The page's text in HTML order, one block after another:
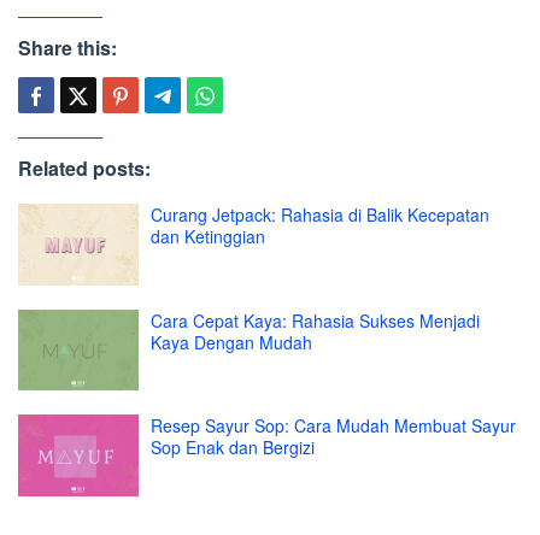
Share this:
Related posts:
Curang Jetpack: Rahasia di Balik Kecepatan
dan Ketinggian
Cara Cepat Kaya: Rahasia Sukses Menjadi
Kaya Dengan Mudah
Resep Sayur Sop: Cara Mudah Membuat Sayur
Sop Enak dan Bergizi